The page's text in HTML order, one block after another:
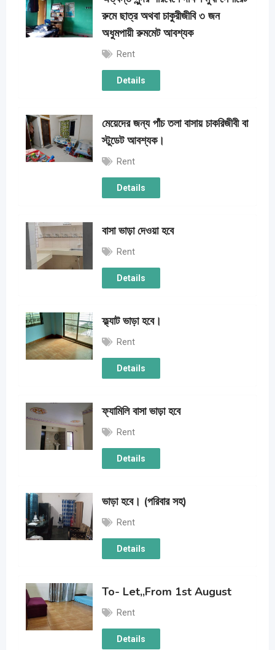
রুমে ছাত্র অথবা চাকুরীজীবি ৩ জন
অধুমপায়ী রুমমেট আবশ্যক
Rent
Details
মেয়েদের জন্য পাঁচ তলা বাসায় চাকরিজীবী বা
স্টুডেট আবশ্যক।
Rent
Details
বাসা ভাড়া দেওয়া হবে
Rent
Details
ফ্ল্যাট ভাড়া হবে।
Rent
Details
ফ্যামিলি বাসা ভাড়া হবে
Rent
Details
ভাড়া হবে। (পরিবার সহ)
Rent
Details
To- Let,,From 1st August
Rent
Details